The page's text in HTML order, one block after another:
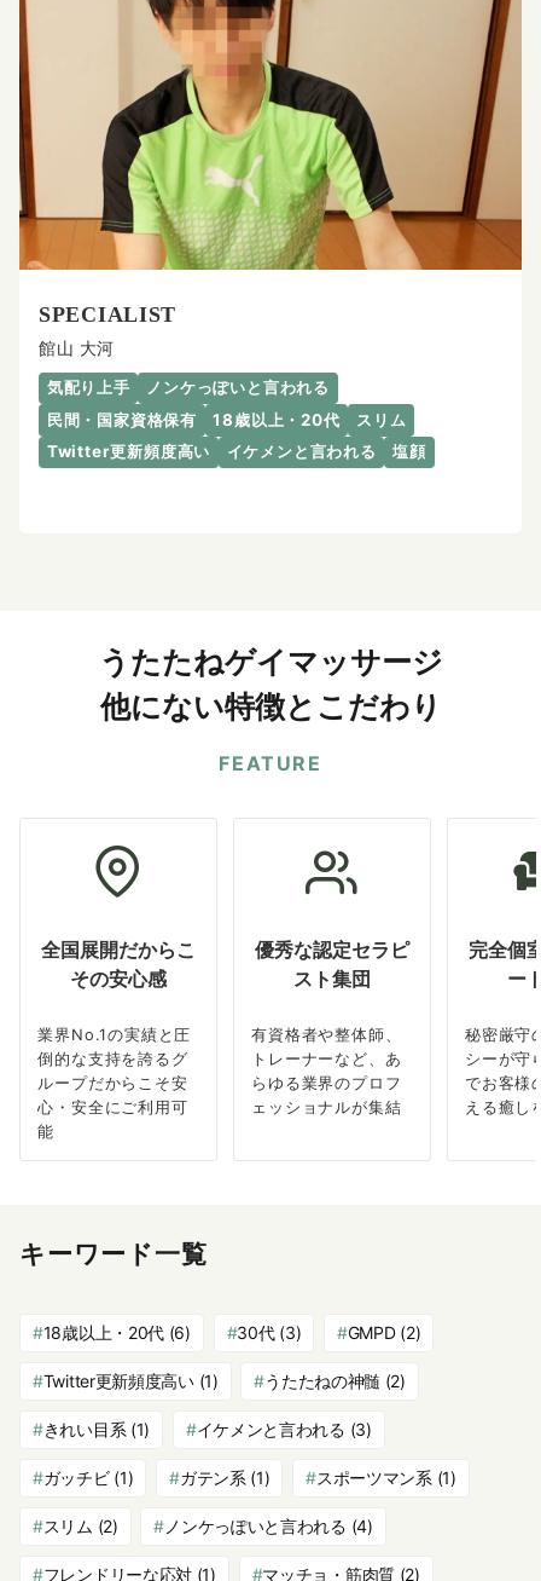
SPECIALIST
館山 大河
気配り上手
ノンケっぽいと言われる
民間・国家資格保有
18歳以上・20代
スリム
Twitter更新頻度高い
イケメンと言われる 塩顔
うたたねゲイマッサージ
他にない特徴とこだわり
FEATURE
全国展開だからこ
その安心感
業界No.1の実績と圧
倒的な支持を誇るグ
ループだからこそ安
心・安全にご利用可
能
優秀な認定セラピ
スト集団
有資格者や整体師、
トレーナーなど、あ
らゆる業界のプロフ
ェッショナルが集結
完全個
ー
秘密厳守
シーが守
でお客様
える癒し
キーワード一覧
18歳以上・20代 (6) 30代(3) GMPD(2)
Twitter更新頻度高い(1) うたたねの神髄 (2)
きれい目系 (1) イケメンと言われる (3)
ガッチビ(1) ガテン系 (1) スポーツマン系 (1)
スリム (2) ノンケっぽいと言われる (4)
フレンドリーな応対 (1) マッチョ・筋肉質(2)